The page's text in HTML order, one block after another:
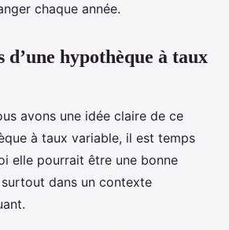
chaque année.
d’une hypothèque à taux
avons une idée claire de ce
à taux variable, il est temps
elle pourrait être une bonne
dans un contexte